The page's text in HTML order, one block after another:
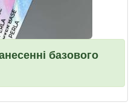
базового